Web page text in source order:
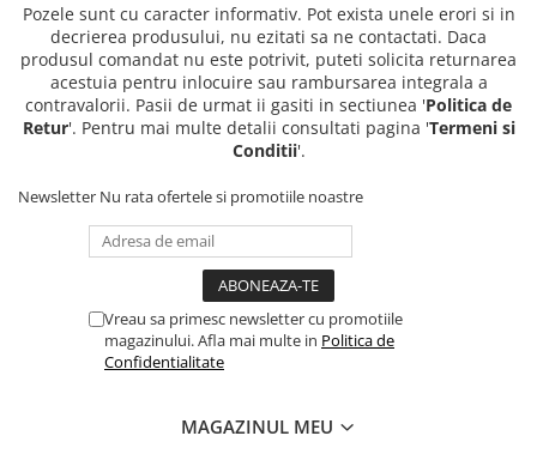
Pozele sunt cu caracter informativ. Pot exista unele erori si in
decrierea produsului, nu ezitati sa ne contactati. Daca
produsul comandat nu este potrivit, puteti solicita returnarea
acestuia pentru inlocuire sau rambursarea integrala a
contravalorii. Pasii de urmat ii gasiti in sectiunea 'Politica de
Retur'. Pentru mai multe detalii consultati pagina 'Termeni si
Conditii'.
Newsletter Nu rata ofertele si promotiile noastre
Vreau sa primesc newsletter cu promotiile
magazinului. Afla mai multe in Politica de
Confidentialitate
MAGAZINUL MEU